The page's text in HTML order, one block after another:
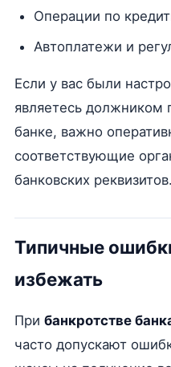
Операции по
Автоплатежи и
Если у вас были
являетесь должником
банке, важно
соответствующие
банковских реквизитов.
Типичные
избежать
При банкротстве
часто допускают